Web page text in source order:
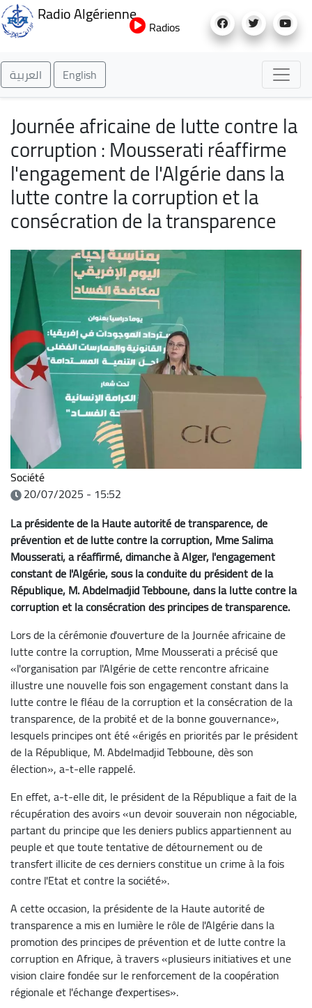
au
Radio Algérienne
Radios
العربية English
Journée africaine de lutte contre la
corruption : Mousserati réaffirme
l'engagement de l'Algérie dans la
lutte contre la corruption et la
consécration de la transparence
Société
20/07/2025 - 15:52
La présidente de la Haute autorité de transparence, de
prévention et de lutte contre la corruption, Mme Salima
Mousserati, a réaffirmé, dimanche à Alger, l'engagement
constant de l'Algérie, sous la conduite du président de la
République, M. Abdelmadjid Tebboune, dans la lutte contre la
corruption et la consécration des principes de transparence.
Lors de la cérémonie d'ouverture de la Journée africaine de
lutte contre la corruption, Mme Mousserati a précisé que
«l'organisation par l'Algérie de cette rencontre africaine
illustre une nouvelle fois son engagement constant dans la
lutte contre le fléau de la corruption et la consécration de la
transparence, de la probité et de la bonne gouvernance»,
lesquels principes ont été «érigés en priorités par le président
de la République, M. Abdelmadjid Tebboune, dès son
élection», a-t-elle rappelé.
En effet, a-t-elle dit, le président de la République a fait de la
récupération des avoirs «un devoir souverain non négociable,
partant du principe que les deniers publics appartiennent au
peuple et que toute tentative de détournement ou de
transfert illicite de ces derniers constitue un crime à la fois
contre l'Etat et contre la société».
A cette occasion, la présidente de la Haute autorité de
transparence a mis en lumière le rôle de l'Algérie dans la
promotion des principes de prévention et de lutte contre la
corruption en Afrique, à travers «plusieurs initiatives et une
vision claire fondée sur le renforcement de la coopération
régionale et l'échange d'expertises».